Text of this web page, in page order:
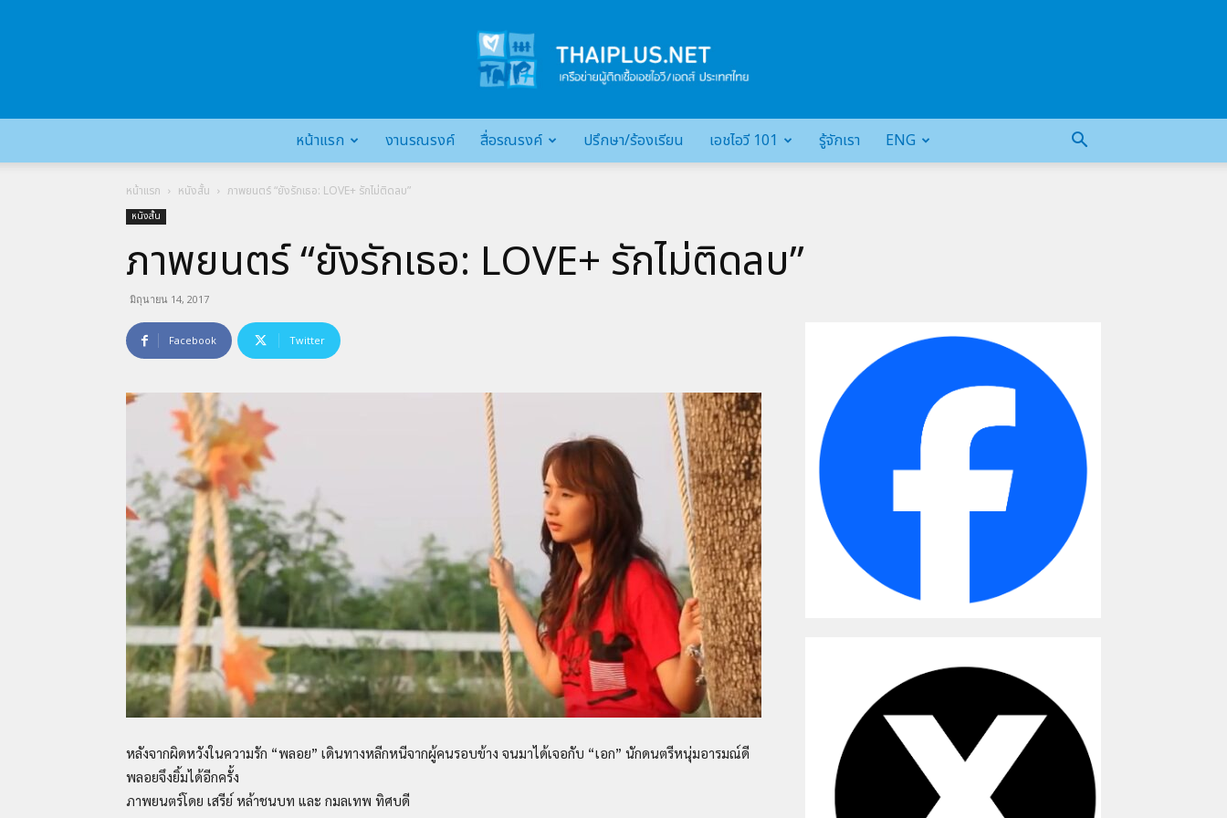
เครือ
ข่าย
เชื้อ
หน้าแรก งานรณรงค์ สื่อรณรงค์ ปรึกษา/ร้องเรียน เอชไอวี 101 รู้จักเรา ENG
หน้าแรก หนังสั้น ภาพยนตร์ “ยังรักเธอ: LOVE+ รักไม่ติดลบ”
หนังสั้น
ภาพยนตร์ “ยังรักเธอ: LOVE+ รักไม่ติดลบ”
มิถุนายน 14, 2017
Facebook Twitter
หลังจากผิดหวังในความรัก “พลอย” เดินทางหลีกหนีจากผู้คนรอบข้าง จนมาได้เจอกับ “เอก” นักดนตรีหนุ่มอารมณ์ดี
พลอยจึงยิ้มได้อีกครั้ง
ภาพยนตร์โดย เสรีย์ หล้าชนบท และ กมลเทพ ทิศบดี